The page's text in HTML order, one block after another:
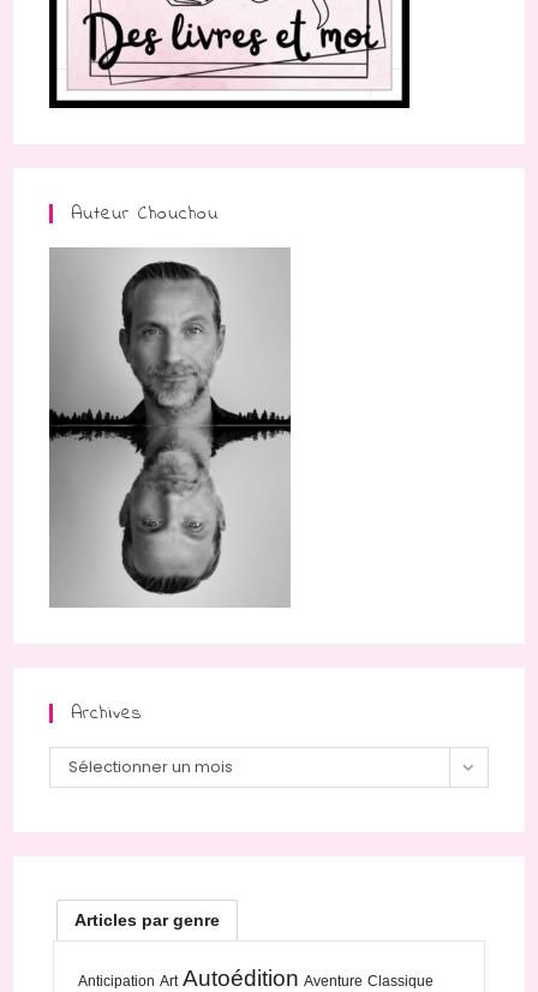
Auteur Chouchou
Archives
Archives
Sélectionner un mois
Articles par genre
Anticipation Art Autoédition Aventure Classique